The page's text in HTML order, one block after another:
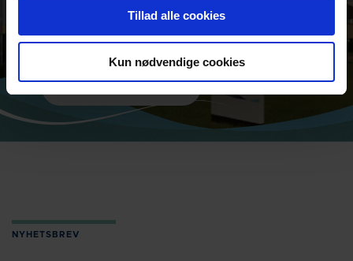
Tillad alle cookies
Kun nødvendige cookies
för våra globala platser
NYHETSBREV